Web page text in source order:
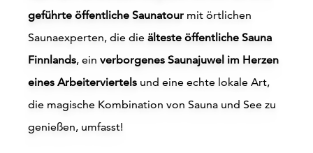
Accommodations
geführte öffentliche Saunatour mit örtlichen
Saunaexperten, die die älteste öffentliche Sauna
Finnlands, ein verborgenes Saunajuwel im Herzen
eines Arbeiterviertels und eine echte lokale Art,
die magische Kombination von Sauna und See zu
genießen, umfasst!